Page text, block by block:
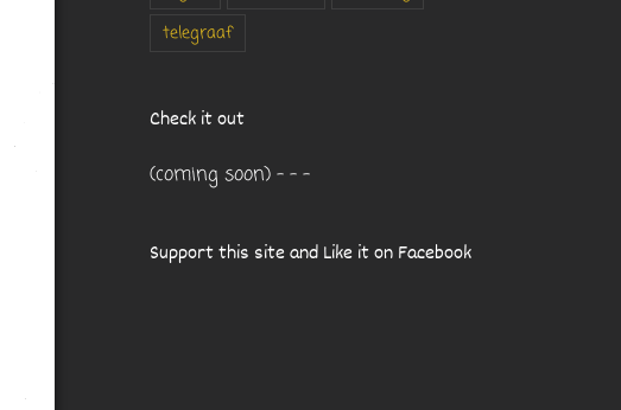
telegraaf
Check it out
(coming soon) - - -
Support this site and Like it on Facebook